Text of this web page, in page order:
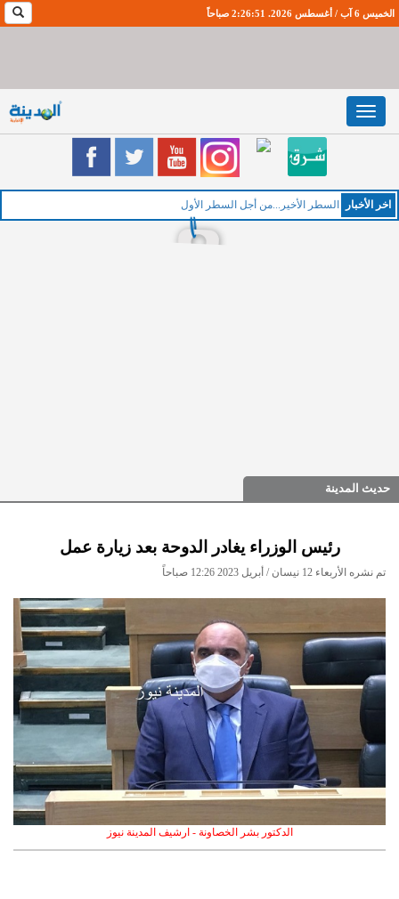
الخميس 6 آب / أغسطس 2026. 2:26:52 صباحاً
Toggle
navigation
اخر اﻷخبار السطر الأخير...من أجل السطر الأول
حديث المدينة
رئيس الوزراء يغادر الدوحة بعد زيارة عمل
تم نشره الأربعاء 12 نيسان / أبريل 2023 12:26 صباحاً
الدكتور بشر الخصاونة - ارشيف المدينة نيوز